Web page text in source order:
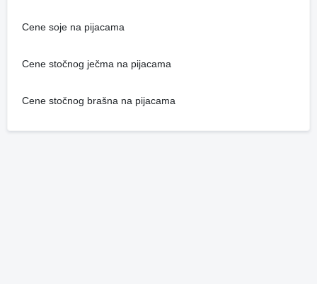
Cene soje na pijacama
Cene stočnog ječma na pijacama
Cene stočnog brašna na pijacama